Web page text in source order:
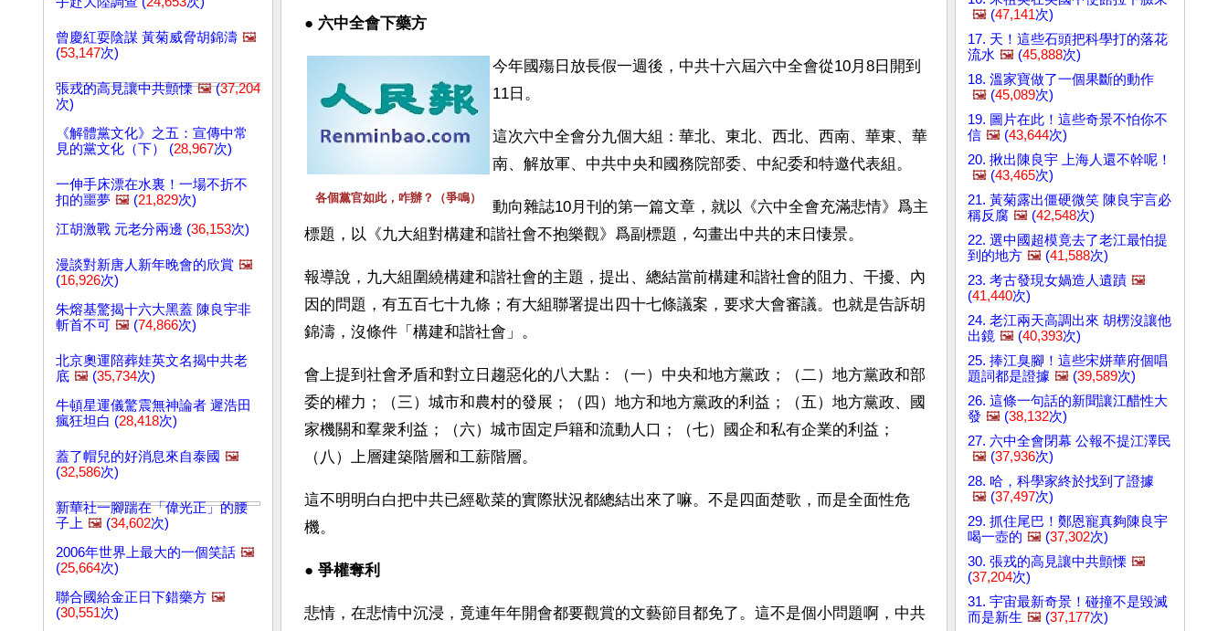
曾慶紅耍陰謀 黃菊威脅胡錦濤 🖼️
(53,147次)
張戎的高見讓中共顫慄 🖼️(37,204
次)
《解體黨文化》之五：宣傳中常
見的黨文化（下） (28,967次)
一伸手床漂在水裏！一場不折不
扣的噩夢 🖼️ (21,829次)
江胡激戰 元老分兩邊 (36,153次)
漫談對新唐人新年晚會的欣賞 🖼️
(16,926次)
朱熔基驚揭十六大黑蓋 陳良宇非
斬首不可 🖼️ (74,866次)
北京奧運陪葬娃英文名揭中共老
底 🖼️ (35,734次)
牛頓星運儀驚震無神論者 遲浩田
瘋狂坦白 (28,418次)
蓋了帽兒的好消息來自泰國 🖼️
(32,586次)
新華社一腳踹在「偉光正」的腰
子上 🖼️ (34,602次)
2006年世界上最大的一個笑話 🖼️
(25,664次)
聯合國給金正日下錯藥方 🖼️
(30,551次)
● 六中全會下藥方
各個黨官如此，咋辦？（爭鳴）
今年國殤日放長假一週後，中共十六屆六中全會從10月8日開到
11日。
這次六中全會分九個大組：華北、東北、西北、西南、華東、華
南、解放軍、中共中央和國務院部委、中紀委和特邀代表組。
動向雜誌10月刊的第一篇文章，就以《六中全會充滿悲情》爲主
標題，以《九大組對構建和諧社會不抱樂觀》爲副標題，勾畫出中共的末日悽景。
報導說，九大組圍繞構建和諧社會的主題，提出、總結當前構建和諧社會的阻力、干擾、內
因的問題，有五百七十九條；有大組聯署提出四十七條議案，要求大會審議。也就是告訴胡
錦濤，沒條件「構建和諧社會」。
會上提到社會矛盾和對立日趨惡化的八大點：（一）中央和地方黨政；（二）地方黨政和部
委的權力；（三）城市和農村的發展；（四）地方和地方黨政的利益；（五）地方黨政、國
家機關和羣衆利益；（六）城市固定戶籍和流動人口；（七）國企和私有企業的利益；
（八）上層建築階層和工薪階層。
這不明明白白把中共已經歇菜的實際狀況都總結出來了嘛。不是四面楚歌，而是全面性危
機。
● 爭權奪利
悲情，在悲情中沉浸，竟連年年開會都要觀賞的文藝節目都免了。這不是個小問題啊，中共
🖼️ (47,141次)
17. 天！這些石頭把科學打的落花
流水 🖼️ (45,888次)
18. 溫家寶做了一個果斷的動作
🖼️ (45,089次)
19. 圖片在此！這些奇景不怕你不
信 🖼️ (43,644次)
20. 揪出陳良宇 上海人還不幹呢！
🖼️ (43,465次)
21. 黃菊露出僵硬微笑 陳良宇言必
稱反腐 🖼️ (42,548次)
22. 選中國超模竟去了老江最怕提
到的地方 🖼️ (41,588次)
23. 考古發現女媧造人遺蹟 🖼️
(41,440次)
24. 老江兩天高調出來 胡楞沒讓他
出鏡 🖼️ (40,393次)
25. 捧江臭腳！這些宋姘華府個唱
題詞都是證據 🖼️ (39,589次)
26. 這條一句話的新聞讓江醋性大
發 🖼️ (38,132次)
27. 六中全會閉幕 公報不提江澤民
🖼️ (37,936次)
28. 哈，科學家終於找到了證據
🖼️ (37,497次)
29. 抓住尾巴！鄭恩寵真夠陳良宇
喝一壺的 🖼️ (37,302次)
30. 張戎的高見讓中共顫慄 🖼️
(37,204次)
31. 宇宙最新奇景！碰撞不是毀滅
而是新生 🖼️ (37,177次)